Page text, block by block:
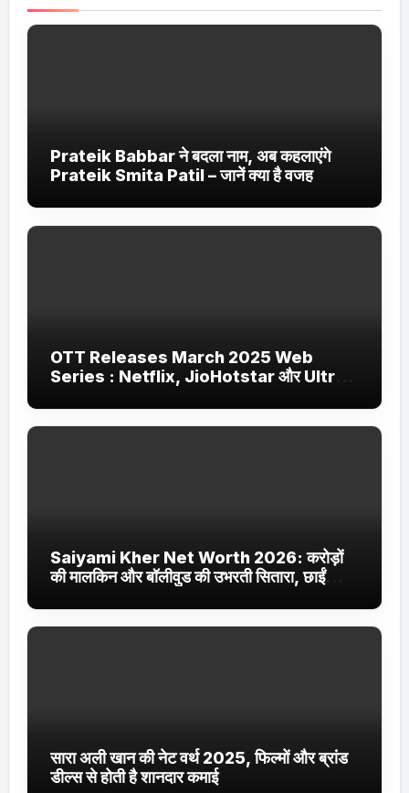
Prateik Babbar ने बदला नाम, अब कहलाएंगे
Prateik Smita Patil – जानें क्या है वजह
OTT Releases March 2025 Web
Series : Netflix, JioHotstar और Ultra
Saiyami Kher Net Worth 2026: करोड़ों
की मालकिन और बॉलीवुड की उभरती सितारा, छाईं
सारा अली खान की नेट वर्थ 2025, फिल्मों और ब्रांड
डील्स से होती है शानदार कमाई